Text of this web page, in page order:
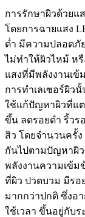
การรักษาผิวด้วยแ
โดยการฉายแสง
ต่ำ มีความปลอดภั
ไม่ทําให้ผิวไหม้ ห
แสงที่มีพลังงานเ
การทำเลเซอร์ผิว
ใช้แก้ปัญหาผิวที่แต
ขึ้น ลดรอยดำ ริ้วร
สิว โดยจำนวนครั้
กันไปตามปัญหาผิว
พลังงานความเข้ม
ที่ผิว ปวดบวม มีรอ
มากกว่าปกติ ซึ่งอ
ใช้เวลา ขึ้นอยู่กับร